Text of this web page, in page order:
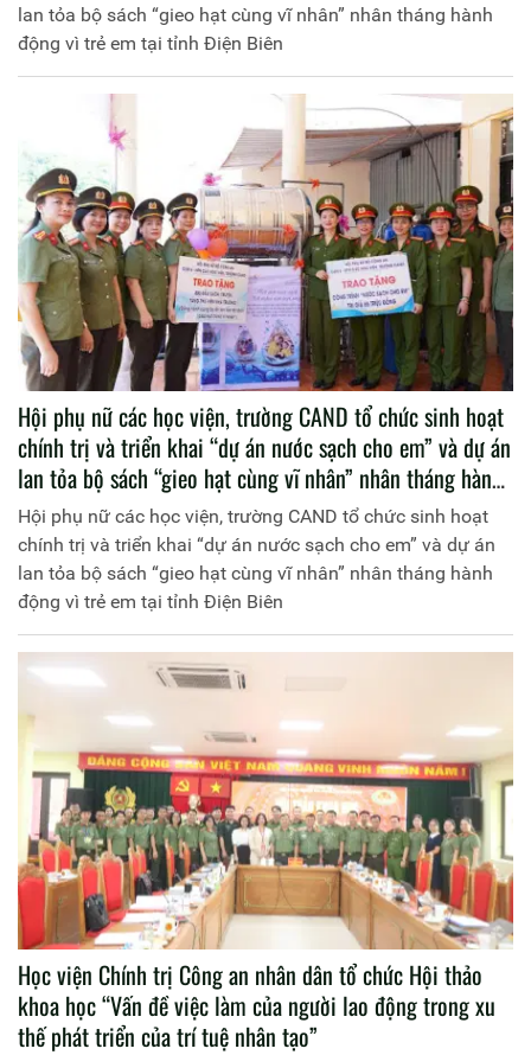
lan tỏa bộ sách “gieo hạt cùng vĩ nhân” nhân tháng hành
động vì trẻ em tại tỉnh Điện Biên
Hội phụ nữ các học viện, trường CAND tổ chức sinh hoạt
chính trị và triển khai “dự án nước sạch cho em” và dự án
lan tỏa bộ sách “gieo hạt cùng vĩ nhân” nhân tháng hành
động vì trẻ em tại tỉnh Điện Biên
Hội phụ nữ các học viện, trường CAND tổ chức sinh hoạt
chính trị và triển khai “dự án nước sạch cho em” và dự án
lan tỏa bộ sách “gieo hạt cùng vĩ nhân” nhân tháng hành
động vì trẻ em tại tỉnh Điện Biên
Học viện Chính trị Công an nhân dân tổ chức Hội thảo
khoa học “Vấn đề việc làm của người lao động trong xu
thế phát triển của trí tuệ nhân tạo”